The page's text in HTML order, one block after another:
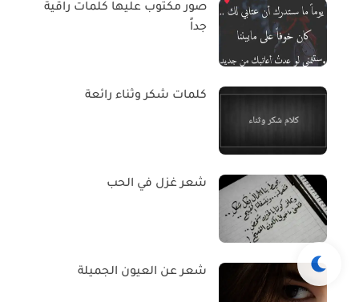
صور مكتوب عليها كلمات راقية
جداً
كلمات شكر وثناء رائعة
شعر غزل في الحب
شعر عن العيون الجميلة